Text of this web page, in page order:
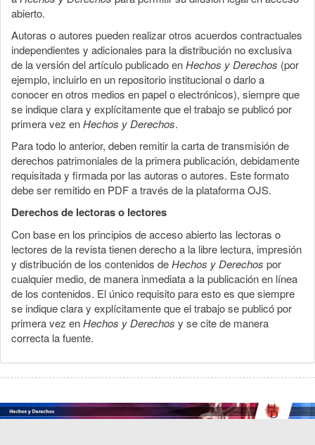
abierto.
Autoras o autores pueden realizar otros acuerdos contractuales
independientes y adicionales para la distribución no exclusiva
de la versión del artículo publicado enHechos y Derechos (por
ejemplo, incluirlo en un repositorio institucional o darlo a
conocer en otros medios en papel o electrónicos), siempre que
se indique clara y explícitamente que el trabajo se publicó por
primera vez enHechos y Derechos.
Para todo lo anterior, deben remitir la carta de transmisión de
derechos patrimoniales de la primera publicación, debidamente
requisitada y firmada por las autoras o autores. Este formato
debe ser remitido en PDF a través de la plataforma OJS.
Derechos de lectoras o lectores
Con base en los principios de acceso abierto las lectoras o
lectores de la revista tienen derecho a la libre lectura, impresión
y distribución de los contenidos deHechos y Derechos por
cualquier medio, de manera inmediata a la publicación en línea
de los contenidos. El único requisito para esto es que siempre
se indique clara y explícitamente que el trabajo se publicó por
primera vez enHechos y Derechos y se cite de manera
correcta la fuente.